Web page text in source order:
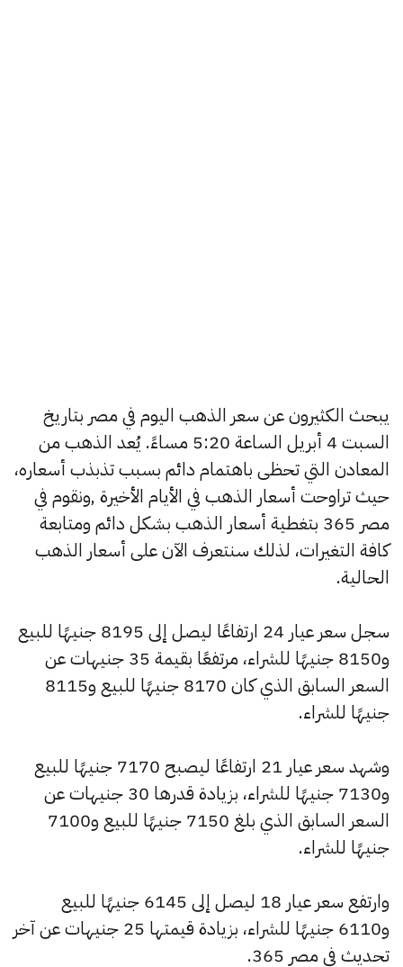
يبحث الكثيرون عن سعر الذهب اليوم في مصر بتاريخ
السبت 4 أبريل الساعة 5:20 مساءً. يُعد الذهب من
المعادن التي تحظى باهتمام دائم بسبب تذبذب أسعاره،
حيث تراوحت أسعار الذهب في الأيام الأخيرة ,ونقوم في
مصر 365 بتغطية أسعار الذهب بشكل دائم ومتابعة
كافة التغيرات، لذلك سنتعرف الآن على أسعار الذهب
الحالية.
سجل سعر عيار 24 ارتفاعًا ليصل إلى 8195 جنيهًا للبيع
و8150 جنيهًا للشراء، مرتفعًا بقيمة 35 جنيهات عن
السعر السابق الذي كان 8170 جنيهًا للبيع و8115
جنيهًا للشراء.
وشهد سعر عيار 21 ارتفاعًا ليصبح 7170 جنيهًا للبيع
و7130 جنيهًا للشراء، بزيادة قدرها 30 جنيهات عن
السعر السابق الذي بلغ 7150 جنيهًا للبيع و7100
جنيهًا للشراء.
وارتفع سعر عيار 18 ليصل إلى 6145 جنيهًا للبيع
و6110 جنيهًا للشراء، بزيادة قيمتها 25 جنيهات عن آخر
تحديث في مصر 365.